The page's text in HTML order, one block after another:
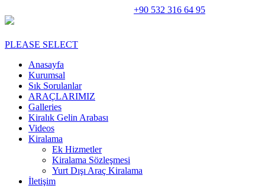
+90 532 316 64 95
PLEASE SELECT
Anasayfa
Kurumsal
Sık Sorulanlar
ARAÇLARIMIZ
Galleries
Kiralık Gelin Arabası
Videos
Kiralama
Ek Hizmetler
Kiralama Sözleşmesi
Yurt Dışı Araç Kiralama
İletişim